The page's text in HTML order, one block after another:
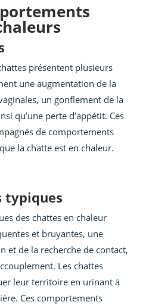
présentent plusieurs
une augmentation de la
un gonflement de la
qu’une perte d’appétit. Ces
de comportements
la chatte est en chaleur.
typiques
des chattes en chaleur
et bruyantes, une
et de la recherche de contact,
Les chattes
leur territoire en urinant à
Ces comportements